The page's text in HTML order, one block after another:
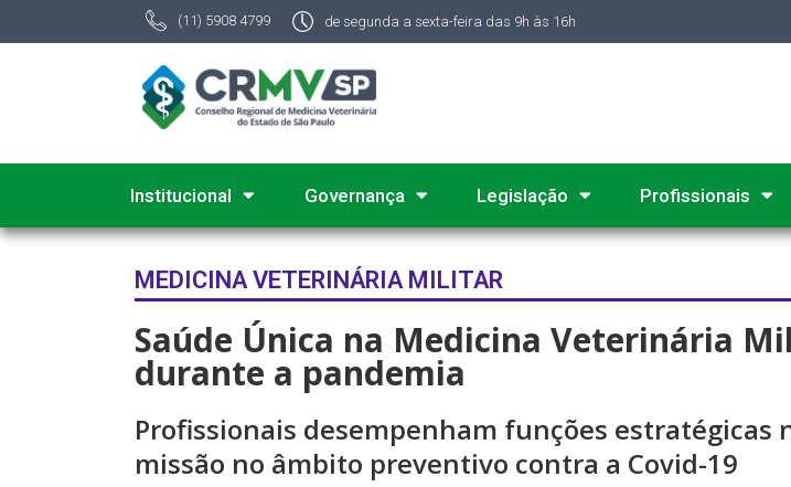
(11) 5908 4799 de segunda a sexta-feira das 9h às 16h
Institucional Governança Legislação Profissionais
MEDICINA VETERINÁRIA MILITAR
Saúde Única na Medicina Veterinária
durante a pandemia
Profissionais desempenham funções
missão no âmbito preventivo contra a Covid-19